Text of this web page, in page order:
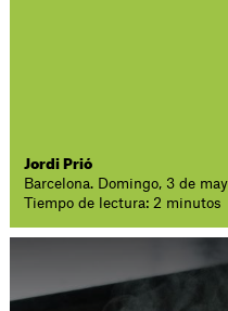
Jordi Prió
Barcelona. Domingo, 3 de
Tiempo de lectura: 2 minutos